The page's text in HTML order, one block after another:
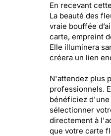
En recevant
La beauté des
vraie bouffée
carte, empreint
Elle illuminera
créera un lien
N'attendez plus
professionnels.
bénéficiez d'une
sélectionner
directement à
que votre carte